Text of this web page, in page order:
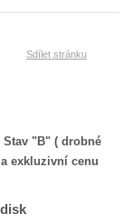
Sdílet stránku
Stav "B" ( drobné
exkluzivní cenu